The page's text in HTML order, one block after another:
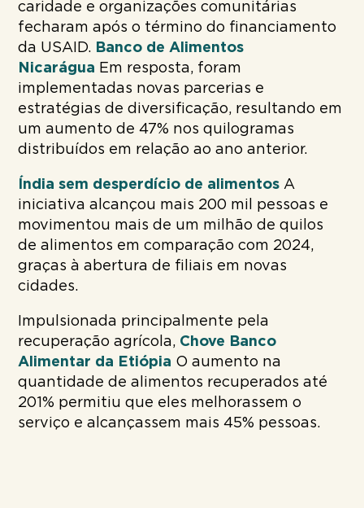
caridade e organizações comunitárias
fecharam após o término do financiamento
da USAID. Banco de Alimentos
Nicarágua Em resposta, foram
implementadas novas parcerias e
estratégias de diversificação, resultando em
um aumento de 47% nos quilogramas
distribuídos em relação ao ano anterior.
Índia sem desperdício de alimentos A
iniciativa alcançou mais 200 mil pessoas e
movimentou mais de um milhão de quilos
de alimentos em comparação com 2024,
graças à abertura de filiais em novas
cidades.
Impulsionada principalmente pela
recuperação agrícola, Chove Banco
Alimentar da Etiópia O aumento na
quantidade de alimentos recuperados até
201% permitiu que eles melhorassem o
serviço e alcançassem mais 45% pessoas.